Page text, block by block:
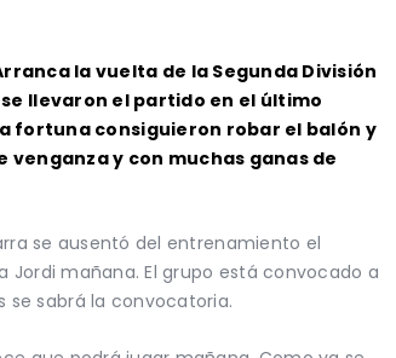
la vuelta de la Segunda División
se llevaron el partido en el último
fortuna consiguieron robar el balón y
y con muchas ganas de
se ausentó del entrenamiento el
Jordi mañana. El grupo está convocado a
se sabrá la convocatoria.